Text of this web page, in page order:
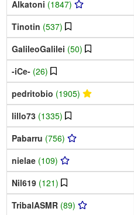
Alkatoni (1847)
Tinotin (537)
GalileoGalilei (50)
-iCe- (26)
pedritobio (1905)
lillo73 (1335)
Pabarru (756)
nielae (109)
Nil619 (121)
TribalASMR (89)